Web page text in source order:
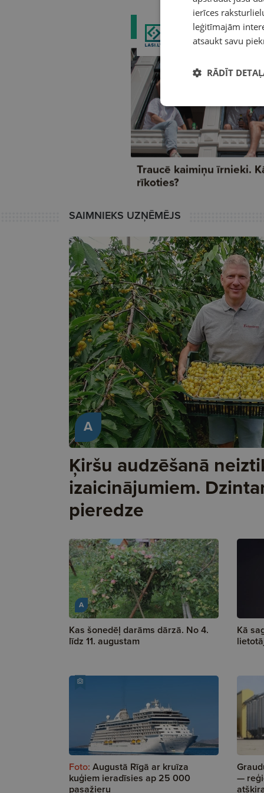
SAIMNIEKS UZŅĒMĒJS
A
Ķiršu audzēšanā
izaicinājumiem.
pieredze
A
Kas šonedēļ darāms dārzā. No 4.
līdz 11. augustam
Kā
Foto: Augustā Rīgā ar kruīza
kuģiem ieradīsies ap 25 000
pasažieru
—
ierīces
leģitīmajām
atsaukt savu
RĀDĪT